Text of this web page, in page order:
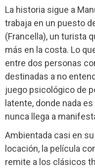
La historia sigue a
trabaja en un puesto
(Francella), un turista
más en la costa. Lo
entre dos personas
destinadas a no
juego psicológico de
latente, donde nada
nunca llega a
Ambientada casi en
locación, la película
remite a los clásicos